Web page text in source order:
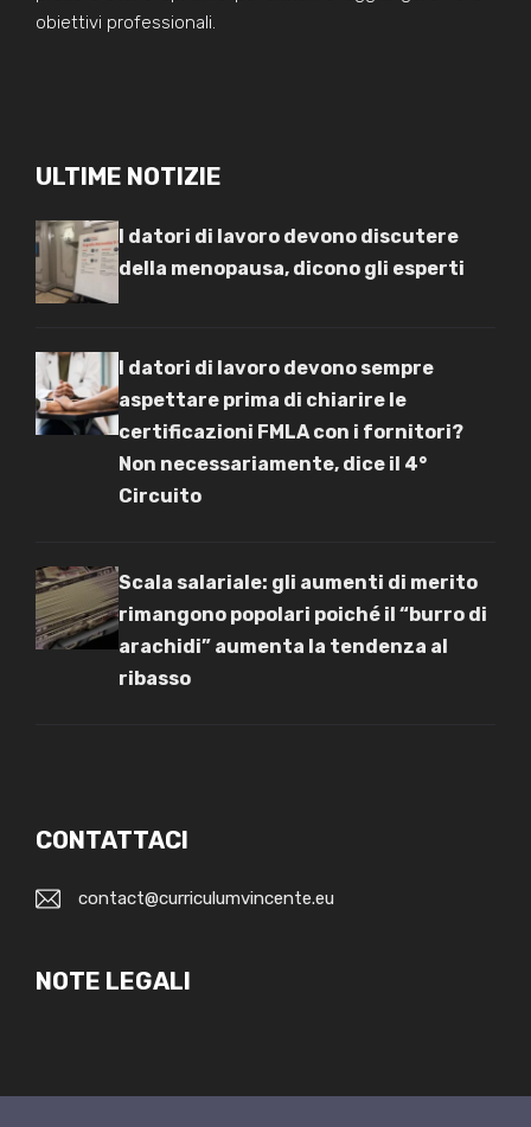
obiettivi professionali.
ULTIME NOTIZIE
I datori di lavoro devono discutere
della menopausa, dicono gli esperti
I datori di lavoro devono sempre
aspettare prima di chiarire le
certificazioni FMLA con i fornitori?
Non necessariamente, dice il 4°
Circuito
Scala salariale: gli aumenti di merito
rimangono popolari poiché il “burro di
arachidi” aumenta la tendenza al
ribasso
CONTATTACI
contact@curriculumvincente.eu
NOTE LEGALI